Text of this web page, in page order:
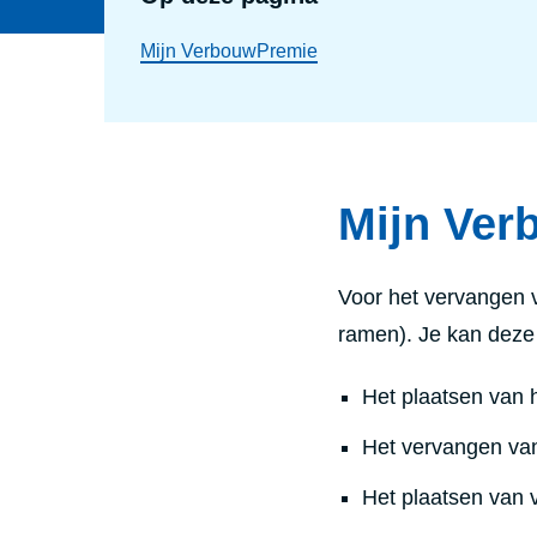
Mijn VerbouwPremie
Mijn
Voor het vervangen
ramen). Je kan
Het plaatsen van
Het vervangen
Het plaatsen van